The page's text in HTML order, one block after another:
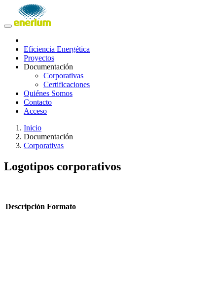
Eficiencia Energética
Proyectos
Documentación
Corporativas
Certificaciones
Quiénes Somos
Contacto
Acceso
Inicio
Documentación
Corporativas
Logotipos corporativos
Descripción Formato